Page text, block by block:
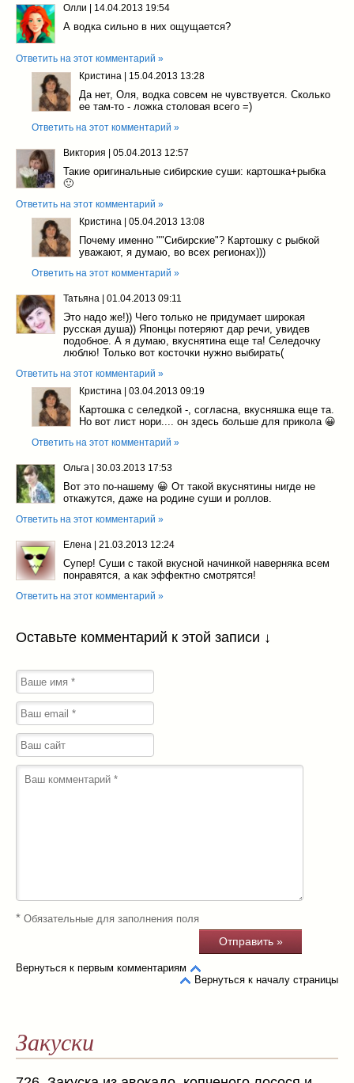
Олли 14.04.2013 19:54
А водка сильно в них ощущается?
Ответить на этот комментарий »
Кристина
15.04.2013 13:28
Да нет, Оля, водка совсем не чувствуется. Сколько
ее там-то - ложка столовая всего =)
Ответить на этот комментарий »
Виктория 05.04.2013 12:57
Такие оригинальные сибирские суши: картошка+рыбка
🙂
Ответить на этот комментарий »
Кристина
05.04.2013 13:08
Почему именно ""Сибирские"? Картошку с рыбкой
уважают, я думаю, во всех регионах)))
Ответить на этот комментарий »
Татьяна 01.04.2013 09:11
Это надо же!)) Чего только не придумает широкая
русская душа)) Японцы потеряют дар речи, увидев
подобное. А я думаю, вкуснятина еще та! Селедочку
люблю! Только вот косточки нужно выбирать(
Ответить на этот комментарий »
Кристина
03.04.2013 09:19
Картошка с селедкой -, согласна, вкусняшка еще та.
Но вот лист нори.... он здесь больше для прикола 😀
Ответить на этот комментарий »
Ольга 30.03.2013 17:53
Вот это по-нашему 😀 От такой вкуснятины нигде не
откажутся, даже на родине суши и роллов.
Ответить на этот комментарий »
Елена 21.03.2013 12:24
Супер! Суши с такой вкусной начинкой наверняка всем
понравятся, а как эффектно смотрятся!
Ответить на этот комментарий »
Оставьте комментарий к этой записи ↓
* Обязательные для заполнения поля
Вернуться к первым комментариям
Вернуться к началу страницы
Закуски